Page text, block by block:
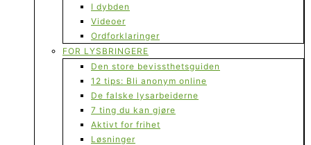
I dybden
Videoer
Ordforklaringer
FOR LYSBRINGERE
Den store bevissthetsguiden
12 tips: Bli anonym online
De falske lysarbeiderne
7 ting du kan gjøre
Aktivt for frihet
Løsninger